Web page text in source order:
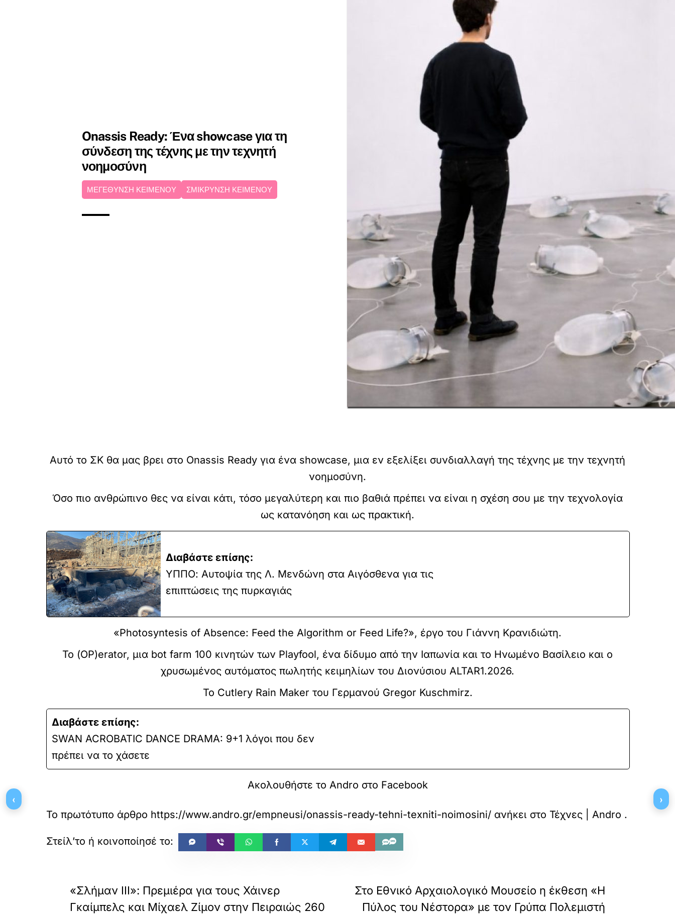
Onassis Ready: Ένα showcase για τη
σύνδεση της τέχνης με την τεχνητή
νοημοσύνη
ΜΕΓΕΘΥΝΣΗ ΚΕΙΜΕΝΟΥ ΣΜΙΚΡΥΝΣΗ ΚΕΙΜΕΝΟΥ
Αυτό το ΣΚ θα μας βρει στο Onassis Ready για ένα showcase, μια εν εξελίξει συνδιαλλαγή της τέχνης με την τεχνητή
νοημοσύνη.
Όσο πιο ανθρώπινο θες να είναι κάτι, τόσο μεγαλύτερη και πιο βαθιά πρέπει να είναι η σχέση σου με την τεχνολογία
ως κατανόηση και ως πρακτική.
Διαβάστε επίσης:
ΥΠΠΟ: Αυτοψία της Λ. Μενδώνη στα Αιγόσθενα για τις
επιπτώσεις της πυρκαγιάς
«Photosyntesis of Absence: Feed the Algorithm or Feed Life?», έργο του Γιάννη Κρανιδιώτη.
Το (OP)erator, μια bot farm 100 κινητών των Playfool, ένα δίδυμο από την Ιαπωνία και το Ηνωμένο Βασίλειο και ο
χρυσωμένος αυτόματος πωλητής κειμηλίων του Διονύσιου ALTAR1.2026.
Το Cutlery Rain Maker του Γερμανού Gregor Kuschmirz.
Διαβάστε επίσης:
SWAN ACROBATIC DANCE DRAMA: 9+1 λόγοι που δεν
πρέπει να το χάσετε
Ακολουθήστε το Andro στο Facebook
Το πρωτότυπο άρθρο https://www.andro.gr/empneusi/onassis-ready-tehni-texniti-noimosini/ ανήκει στο Τέχνες | Andro .
«Σλήμαν III»: Πρεμιέρα για τους Χάινερ
Γκαίμπελς και Μίχαελ Ζίμον στην Πειραιώς 260
Στο Εθνικό Αρχαιολογικό Μουσείο η έκθεση «Η
Πύλος του Νέστορα» με τον Γρύπα Πολεμιστή
‹ ›